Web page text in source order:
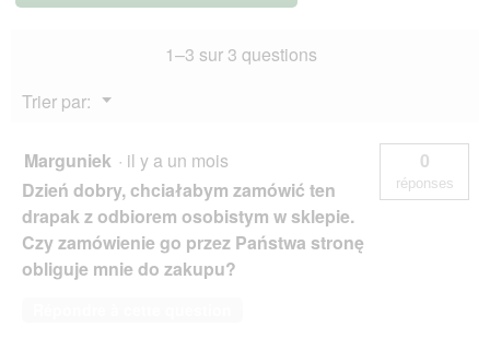
1–3 sur 3 questions
Trier par:
▼
Menu
Marguniek · il y a un mois
Dzień dobry, chciałabym zamówić ten
drapak z odbiorem osobistym w sklepie.
Czy zamówienie go przez Państwa stronę
obliguje mnie do zakupu?
0
réponses